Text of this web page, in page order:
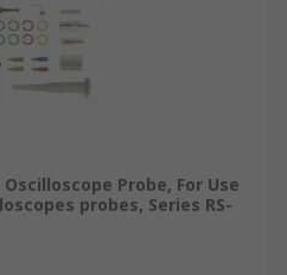
Oscilloscope Probe, For Use
probes, Series RS-